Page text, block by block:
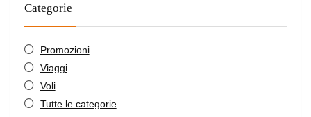
Categorie
Promozioni
Viaggi
Voli
Tutte le categorie